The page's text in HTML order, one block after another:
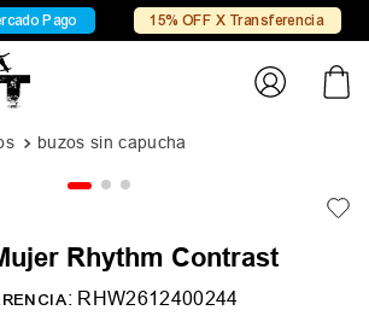
Pago 15% OFF X Transferencia
buzos sin capucha
Rhythm Contrast
: RHW2612400244